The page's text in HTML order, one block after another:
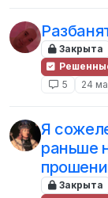
Закрыта
5
24
Я
раньше
Закрыта